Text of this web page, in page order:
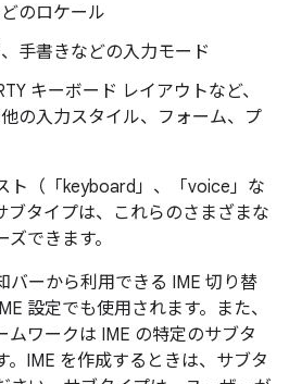
のロケール
手書きなどの入力モード
キーボード レイアウトなど、
の入力スタイル、フォーム、プ
ト（「keyboard」、「voice」な
ブタイプは、これらのさまざまな
できます。
バーから利用できる IME 切り替
設定でも使用されます。また、
ムワークは IME の特定のサブタ
。IME を作成するときは、サブタ